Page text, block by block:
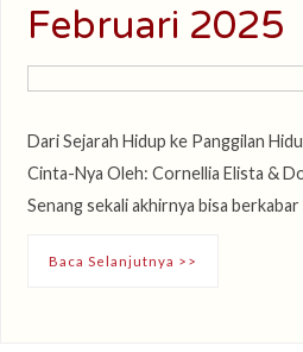
Februari 2025
Dari Sejarah Hidup ke Panggilan
Cinta-Nya Oleh: Cornellia Elista &
Senang sekali akhirnya bisa
Baca Selanjutnya >>